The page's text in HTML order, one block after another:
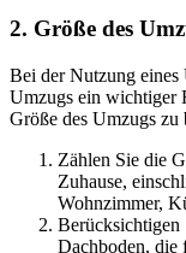
2. Größe des
Bei der Nutzung eines
Umzugs ein wichtiger
Größe des Umzugs zu
Zählen Sie die
Zuhause,
Wohnzimmer,
Berücksichtigen
Dachboden, die